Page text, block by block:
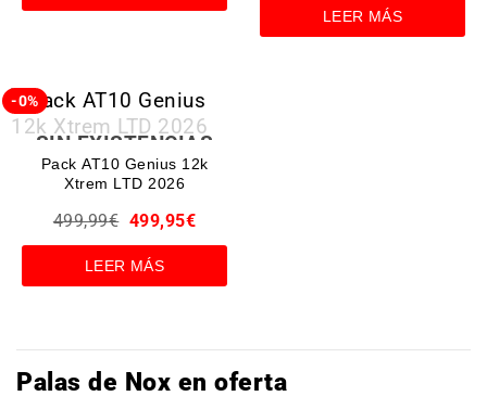
LEER MÁS
-0%
SIN EXISTENCIAS
Pack AT10 Genius 12k
Xtrem LTD 2026
499,99€ 499,95€
LEER MÁS
Palas de Nox en oferta